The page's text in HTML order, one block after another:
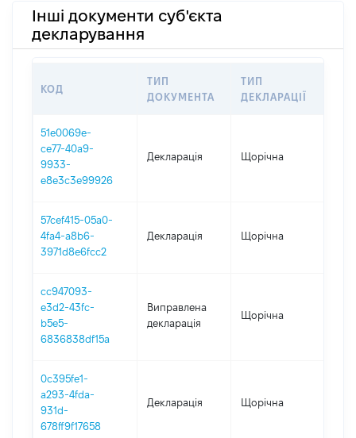
Інші документи суб'єкта
декларування
КОД
ТИП
ДОКУМЕНТА
ТИП
ДЕКЛАРАЦІЇ
51e0069e-
ce77-40a9-
9933-
e8e3c3e99926
Декларація Щорічна
57cef415-05a0-
4fa4-a8b6-
3971d8e6fcc2
Декларація Щорічна
cc947093-
e3d2-43fc-
b5e5-
6836838df15a
Виправлена
декларація
Щорічна
0c395fe1-
a293-4fda-
931d-
678ff9f17658
Декларація Щорічна